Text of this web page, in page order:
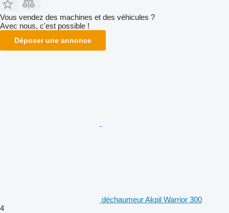
Vous vendez des machines et des véhicules ?
Avec nous, c'est possible !
Déposer une annonce
déchaumeur Akpil Warrior 300
4